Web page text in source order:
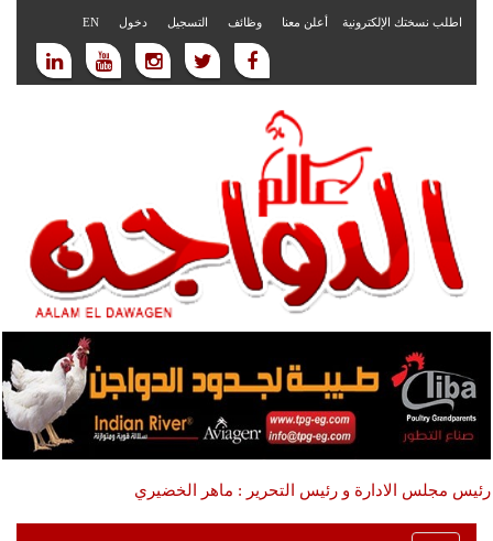
اطلب نسختك الإلكترونية أعلن معنا وظائف التسجيل دخول EN
رئيس مجلس الادارة و رئيس التحرير : ماهر الخضيري